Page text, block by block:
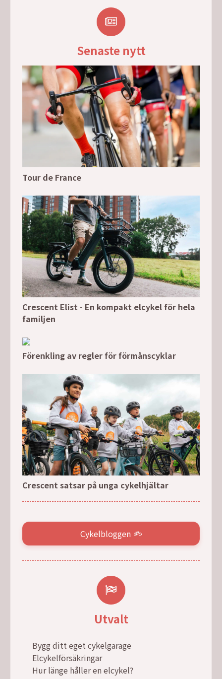
Senaste nytt
Tour de France
Crescent Elist - En kompakt elcykel för hela
familjen
Förenkling av regler för förmånscyklar
Crescent satsar på unga cykelhjältar
Cykelbloggen
Utvalt
Bygg ditt eget cykelgarage
Elcykelförsäkringar
Hur länge håller en elcykel?